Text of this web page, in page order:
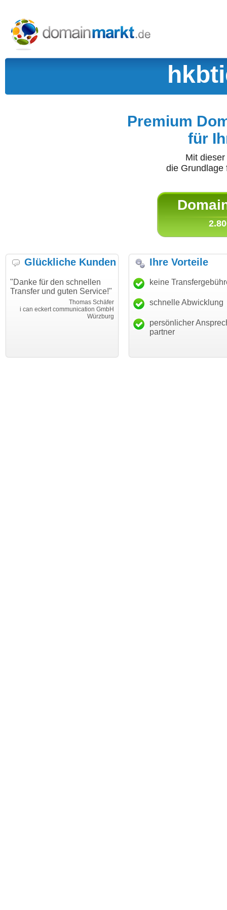
Premium
für
Mit
die
Glückliche Kunden
"Danke für den schnellen
Transfer und guten Service!"
Thomas Schäfer
i can eckert communication GmbH
Würzburg
"Ich bin dankbar, meine
Wunschdomain gefunden zu
haben. Die Domain passt für
mein Business und mich
hundertprozentig."
Ihre Vorteile
keine
schnelle Abwicklung
persönlicher
partner